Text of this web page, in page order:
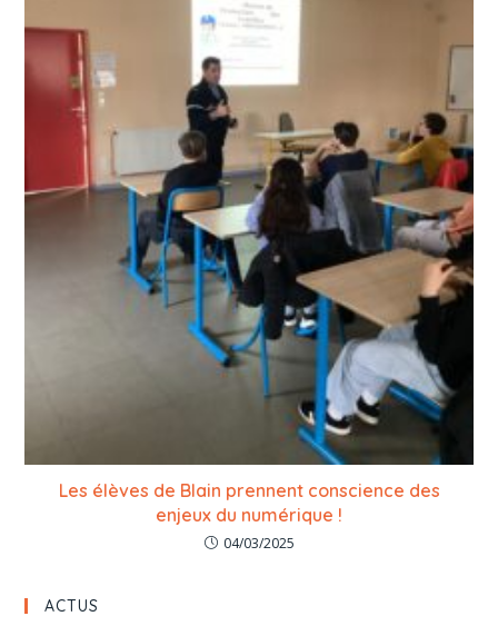
Les élèves de Blain prennent conscience des
enjeux du numérique !
04/03/2025
ACTUS